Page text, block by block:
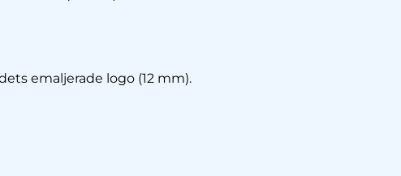
emaljerade logo (12 mm).